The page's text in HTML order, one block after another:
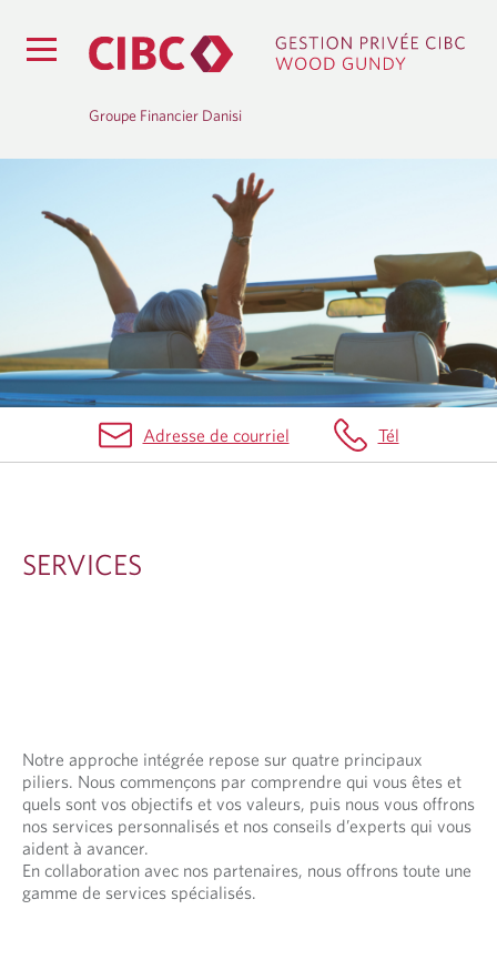
Groupe Financier Danisi
I
C
Adresse de courriel Tél
SERVICES
Notre approche intégrée repose sur quatre principaux
piliers. Nous commençons par comprendre qui vous êtes et
quels sont vos objectifs et vos valeurs, puis nous vous offrons
nos services personnalisés et nos conseils d’experts qui vous
aident à avancer.
En collaboration avec nos partenaires, nous offrons toute une
gamme de services spécialisés.